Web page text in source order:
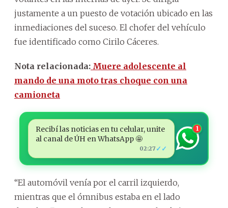
justamente a un puesto de votación ubicado en las
inmediaciones del suceso. El chofer del vehículo
fue identificado como Cirilo Cáceres.
Nota relacionada: Muere adolescente al
mando de una moto tras choque con una
camioneta
Recibí las noticias en tu celular, unite
al canal de ÚH en WhatsApp 🤩
02:27 ✓✓
1
“El automóvil venía por el carril izquierdo,
mientras que el ómnibus estaba en el lado